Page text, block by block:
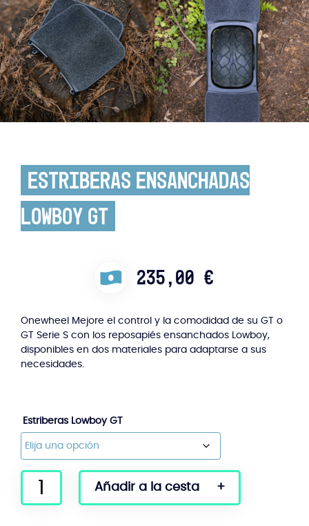
Estriberas ensanchadas
Lowboy GT
235,00 €
Onewheel Mejore el control y la comodidad de su GT o
GT Serie S con los reposapiés ensanchados Lowboy,
disponibles en dos materiales para adaptarse a sus
necesidades.
Estriberas Lowboy GT
Cantidad
estribos
Añadir a la cesta